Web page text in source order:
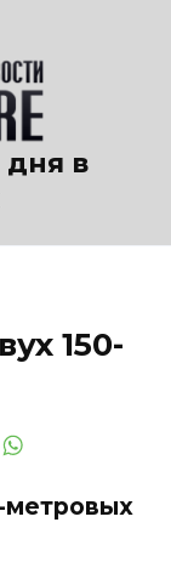
дня в
150-
метровых